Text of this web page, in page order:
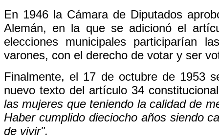
En 1946 la Cámara de Diputados
Alemán, en la que se adicionó el
elecciones municipales participarían
varones, con el derecho de votar y ser
Finalmente, el 17 de octubre de 1953
nuevo texto del artículo 34
las mujeres que teniendo la calidad de
Haber cumplido dieciocho años siendo
de vivir".